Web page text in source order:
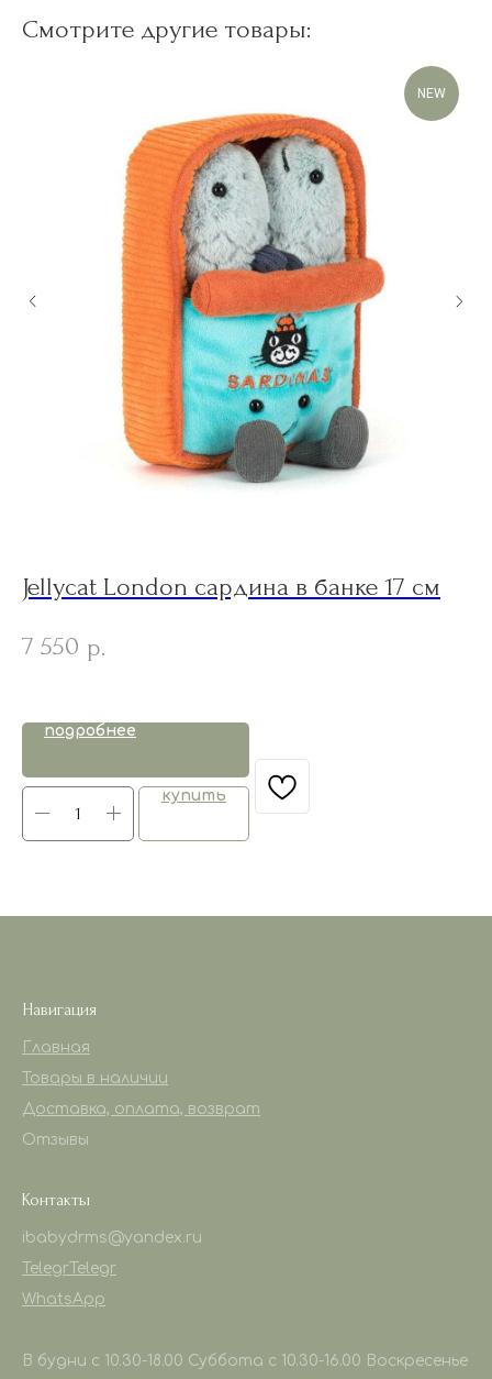
Смотрите другие товары:
NEW
Jellycat London сардина в банке 17 см
7 550 р.
подробнее
купить
Навигация
Главная
Товары в наличии
Доставка, оплата, возврат
Отзывы
Контакты
ibabydrms@yandex.ru
Telegr Telegr
WhatsApp
В будни с 10.30-18.00 Суббота с 10.30-16.00 Воскресенье